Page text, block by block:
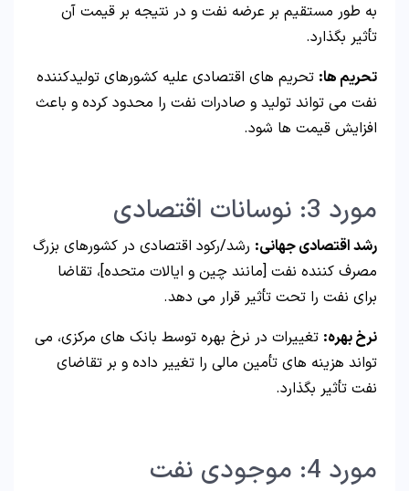
به طور مستقیم بر عرضه نفت و در نتیجه بر قیمت آن
تأثیر بگذارد.
تحریم ها: تحریم های اقتصادی علیه کشورهای تولیدکننده
نفت می تواند تولید و صادرات نفت را محدود کرده و باعث
افزایش قیمت ها شود.
مورد 3: نوسانات اقتصادی
رشد اقتصادی جهانی: رشد/رکود اقتصادی در کشورهای بزرگ
مصرف کننده نفت [مانند چین و ایالات متحده]، تقاضا
برای نفت را تحت تأثیر قرار می دهد.
نرخ بهره: تغییرات در نرخ بهره توسط بانک های مرکزی، می
تواند هزینه های تأمین مالی را تغییر داده و بر تقاضای
نفت تأثیر بگذارد.
مورد 4: موجودی نفت